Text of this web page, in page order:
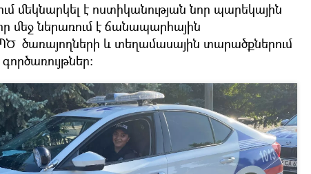
մեկնարկել է ոստիկանության նոր պարեկային
մեջ ներառում է ճանապարհային
ծառայողների և տեղամասային տարածքներում